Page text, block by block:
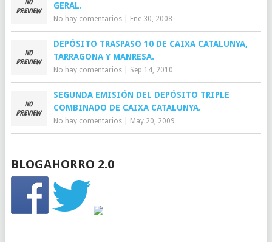
GERAL.
No hay comentarios| Ene 30, 2008
DEPÓSITO TRASPASO 10 DE CAIXA CATALUNYA,
TARRAGONA Y MANRESA.
No hay comentarios| Sep 14, 2010
SEGUNDA EMISIÓN DEL DEPÓSITO TRIPLE
COMBINADO DE CAIXA CATALUNYA.
No hay comentarios| May 20, 2009
BLOGAHORRO 2.0